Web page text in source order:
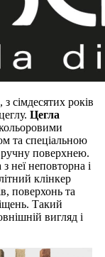
сімдесятих років
Цегла
та спеціальною
поверхнею.
неї неповторна і
клінкер
поверхонь та
Такий
вигляд і